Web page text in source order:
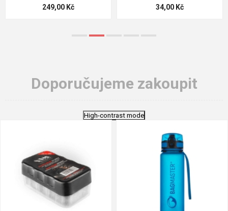
124,00 Kč 18,70 Kč
Doporučujeme zakoupit
High-contrast mode